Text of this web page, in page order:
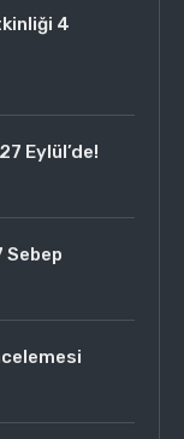
4
Eylül’de!
Sebep